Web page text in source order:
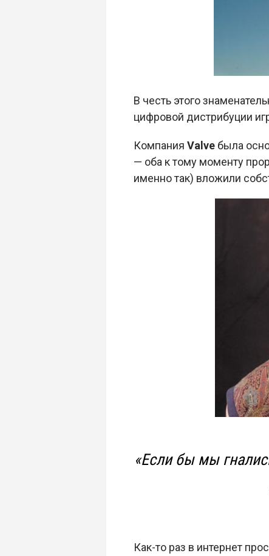
В честь этого
цифровой дистрибуции
Компания Valveбыла
— оба к тому моменту
именно так) вложили
«Если бы мы
Как-то раз в интернет